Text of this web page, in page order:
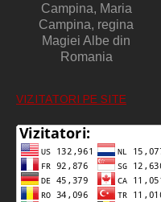
Campina, Maria
Campina, regina
Magiei Albe din
Romania
VIZITATORI PE SITE